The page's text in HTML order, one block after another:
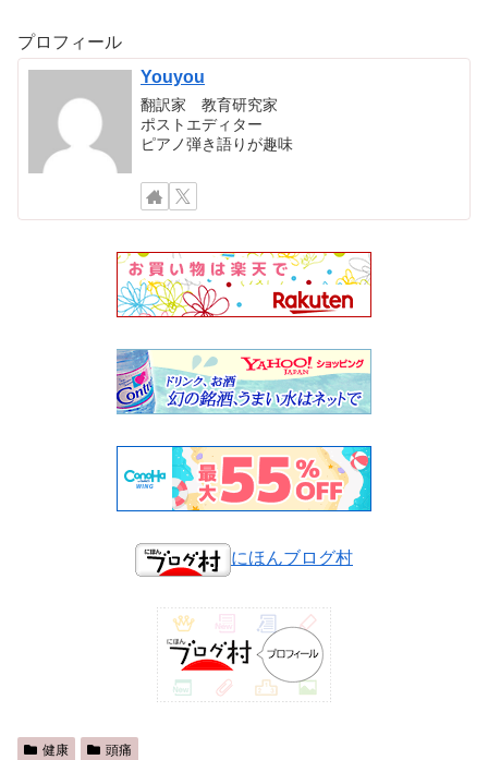
プロフィール
Youyou
翻訳家 教育研究家
ポストエディター
ピアノ弾き語りが趣味
にほんブログ村
健康 頭痛